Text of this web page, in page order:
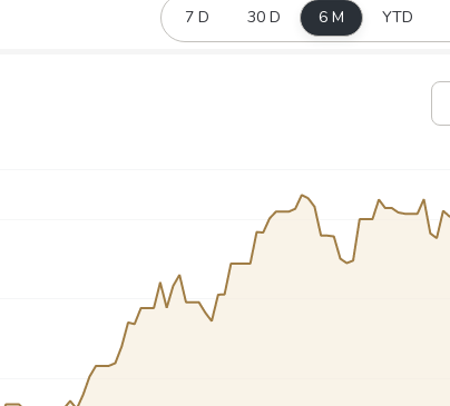
Dogecoin
7 D 30 D 6 M YTD